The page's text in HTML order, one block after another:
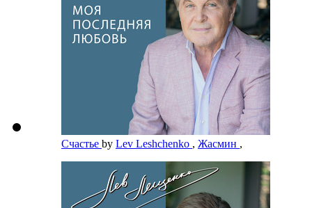
Счастье by Lev Leshchenko , Жасмин ,